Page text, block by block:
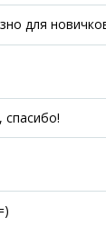
для
спасибо!